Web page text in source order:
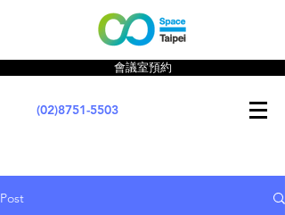
會議室預約
(02)8751-5503
Post